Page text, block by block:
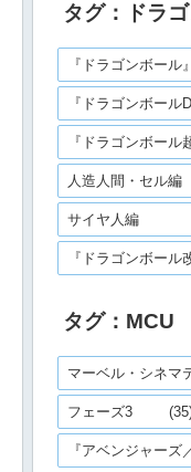
タグ：ドラ
『ドラゴンボール』
『ドラゴンボール
『ドラゴンボール
人造人間・セル編
サイヤ人編
『ドラゴンボール
タグ：MCU
マーベル・シネマ
フェーズ3
『アベンジャーズ